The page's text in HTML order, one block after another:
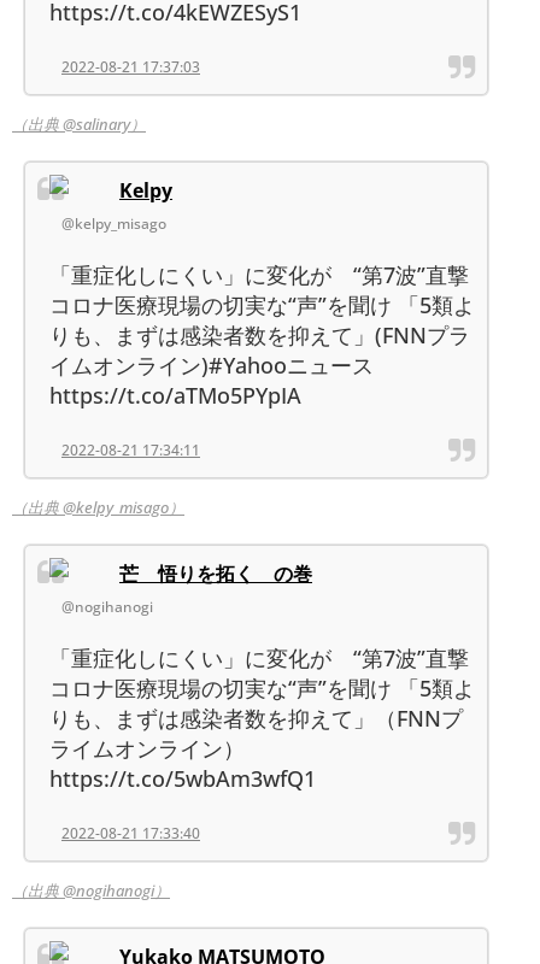
https://t.co/4kEWZESyS1
2022-08-21 17:37:03
（出典 @salinary）
Kelpy
@kelpy_misago
「重症化しにくい」に変化が “第7波”直撃
コロナ医療現場の切実な“声”を聞け 「5類よ
りも、まずは感染者数を抑えて」(FNNプラ
イムオンライン)#Yahooニュース
https://t.co/aTMo5PYpIA
2022-08-21 17:34:11
（出典 @kelpy_misago）
芒 悟りを拓く の巻
@nogihanogi
「重症化しにくい」に変化が “第7波”直撃
コロナ医療現場の切実な“声”を聞け 「5類よ
りも、まずは感染者数を抑えて」（FNNプ
ライムオンライン）
https://t.co/5wbAm3wfQ1
2022-08-21 17:33:40
（出典 @nogihanogi）
Yukako MATSUMOTO